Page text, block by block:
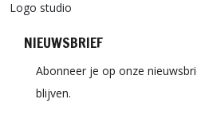
Logo studio
NIEUWSBRIEF
Abonneer je op onze
blijven.